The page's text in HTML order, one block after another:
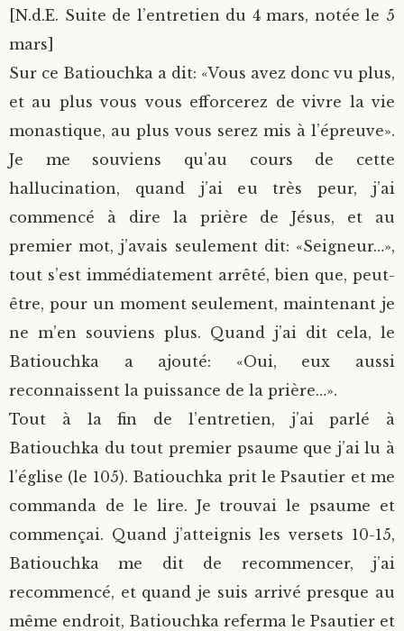
[N.d.E. Suite de l’entretien du 4 mars, notée le 5
mars]
Sur ce Batiouchka a dit: «Vous avez donc vu plus,
et au plus vous vous efforcerez de vivre la vie
monastique, au plus vous serez mis à l’épreuve».
Je me souviens qu’au cours de cette
hallucination, quand j’ai eu très peur, j’ai
commencé à dire la prière de Jésus, et au
premier mot, j’avais seulement dit: «Seigneur…»,
tout s’est immédiatement arrêté, bien que, peut-
être, pour un moment seulement, maintenant je
ne m’en souviens plus. Quand j’ai dit cela, le
Batiouchka a ajouté: «Oui, eux aussi
reconnaissent la puissance de la prière…».
Tout à la fin de l’entretien, j’ai parlé à
Batiouchka du tout premier psaume que j’ai lu à
l’église (le 105). Batiouchka prit le Psautier et me
commanda de le lire. Je trouvai le psaume et
commençai. Quand j’atteignis les versets 10-15,
Batiouchka me dit de recommencer, j’ai
recommencé, et quand je suis arrivé presque au
même endroit, Batiouchka referma le Psautier et